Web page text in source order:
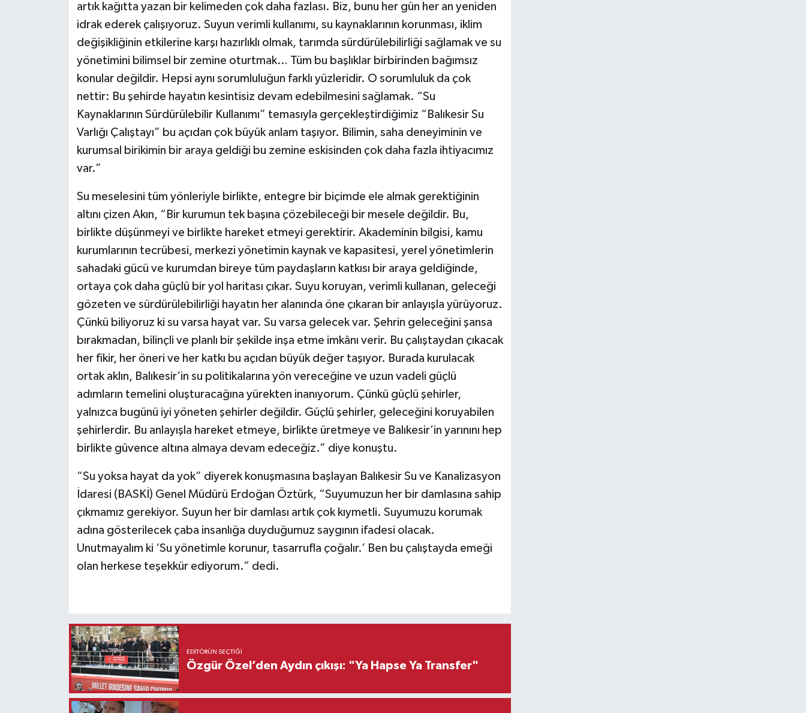
artık kağıtta yazan bir kelimeden çok daha fazlası. Biz, bunu her gün her an yeniden
idrak ederek çalışıyoruz. Suyun verimli kullanımı, su kaynaklarının korunması, iklim
değişikliğinin etkilerine karşı hazırlıklı olmak, tarımda sürdürülebilirliği sağlamak ve su
yönetimini bilimsel bir zemine oturtmak… Tüm bu başlıklar birbirinden bağımsız
konular değildir. Hepsi aynı sorumluluğun farklı yüzleridir. O sorumluluk da çok
nettir: Bu şehirde hayatın kesintisiz devam edebilmesini sağlamak. “Su
Kaynaklarının Sürdürülebilir Kullanımı” temasıyla gerçekleştirdiğimiz “Balıkesir Su
Varlığı Çalıştayı” bu açıdan çok büyük anlam taşıyor. Bilimin, saha deneyiminin ve
kurumsal birikimin bir araya geldiği bu zemine eskisinden çok daha fazla ihtiyacımız
var.”
Su meselesini tüm yönleriyle birlikte, entegre bir biçimde ele almak gerektiğinin
altını çizen Akın, “Bir kurumun tek başına çözebileceği bir mesele değildir. Bu,
birlikte düşünmeyi ve birlikte hareket etmeyi gerektirir. Akademinin bilgisi, kamu
kurumlarının tecrübesi, merkezi yönetimin kaynak ve kapasitesi, yerel yönetimlerin
sahadaki gücü ve kurumdan bireye tüm paydaşların katkısı bir araya geldiğinde,
ortaya çok daha güçlü bir yol haritası çıkar. Suyu koruyan, verimli kullanan, geleceği
gözeten ve sürdürülebilirliği hayatın her alanında öne çıkaran bir anlayışla yürüyoruz.
Çünkü biliyoruz ki su varsa hayat var. Su varsa gelecek var. Şehrin geleceğini şansa
bırakmadan, bilinçli ve planlı bir şekilde inşa etme imkânı verir. Bu çalıştaydan çıkacak
her fikir, her öneri ve her katkı bu açıdan büyük değer taşıyor. Burada kurulacak
ortak aklın, Balıkesir’in su politikalarına yön vereceğine ve uzun vadeli güçlü
adımların temelini oluşturacağına yürekten inanıyorum. Çünkü güçlü şehirler,
yalnızca bugünü iyi yöneten şehirler değildir. Güçlü şehirler, geleceğini koruyabilen
şehirlerdir. Bu anlayışla hareket etmeye, birlikte üretmeye ve Balıkesir’in yarınını hep
birlikte güvence altına almaya devam edeceğiz.” diye konuştu.
“Su yoksa hayat da yok” diyerek konuşmasına başlayan Balıkesir Su ve Kanalizasyon
İdaresi (BASKİ) Genel Müdürü Erdoğan Öztürk, “Suyumuzun her bir damlasına sahip
çıkmamız gerekiyor. Suyun her bir damlası artık çok kıymetli. Suyumuzu korumak
adına gösterilecek çaba insanlığa duyduğumuz saygının ifadesi olacak.
Unutmayalım ki ‘Su yönetimle korunur, tasarrufla çoğalır.’ Ben bu çalıştayda emeği
olan herkese teşekkür ediyorum.” dedi.
EDITÖRÜN SEÇTIĞI
Özgür Özel’den Aydın çıkışı: "Ya Hapse Ya Transfer"